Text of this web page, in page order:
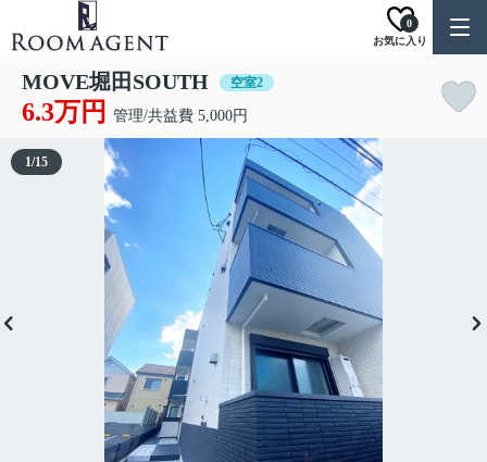
お気に入り
0
MOVE堀田SOUTH 空室2
6.3万円 管理/共益費 5,000円
1/15